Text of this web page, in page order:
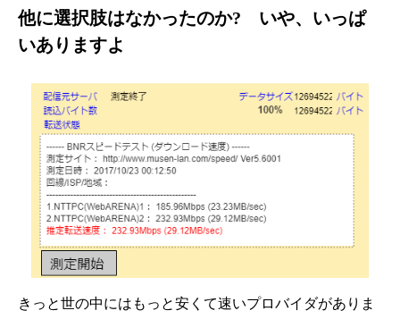
他に選択肢はなかったのか? いや、いっぱ
いありますよ
きっと世の中にはもっと安くて速いプロバイダがありま